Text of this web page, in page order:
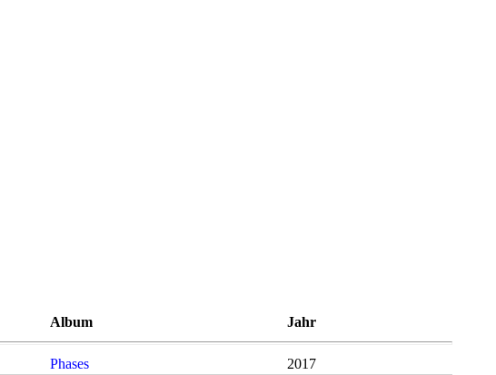
Album Jahr
Phases
2017